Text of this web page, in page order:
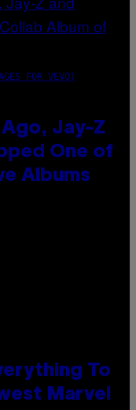
FOR VEVO)
Ago, Jay-Z
One of
Albums
To
Marvel